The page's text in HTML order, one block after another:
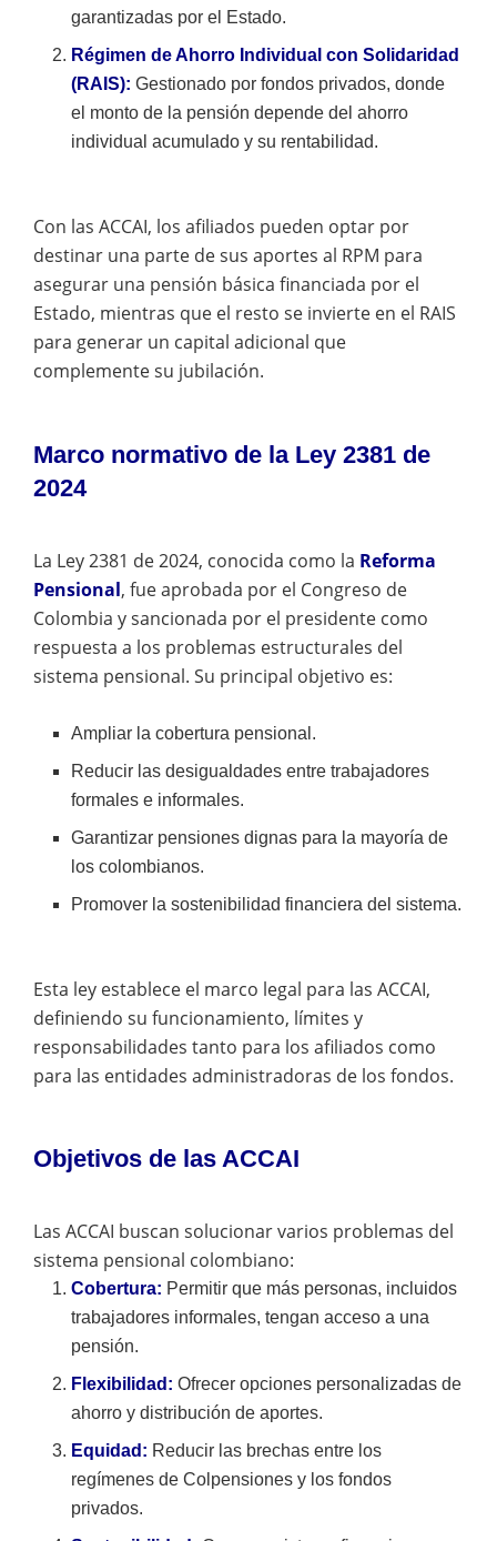
garantizadas por el Estado.
Régimen de Ahorro Individual con Solidaridad
(RAIS): Gestionado por fondos privados, donde
el monto de la pensión depende del ahorro
individual acumulado y su rentabilidad.
Con las ACCAI, los afiliados pueden optar por
destinar una parte de sus aportes al RPM para
asegurar una pensión básica financiada por el
Estado, mientras que el resto se invierte en el RAIS
para generar un capital adicional que
complemente su jubilación.
Marco normativo de la Ley 2381 de
2024
La Ley 2381 de 2024, conocida como la Reforma
Pensional, fue aprobada por el Congreso de
Colombia y sancionada por el presidente como
respuesta a los problemas estructurales del
sistema pensional. Su principal objetivo es:
Ampliar la cobertura pensional.
Reducir las desigualdades entre trabajadores
formales e informales.
Garantizar pensiones dignas para la mayoría de
los colombianos.
Promover la sostenibilidad financiera del sistema.
Esta ley establece el marco legal para las ACCAI,
definiendo su funcionamiento, límites y
responsabilidades tanto para los afiliados como
para las entidades administradoras de los fondos.
Objetivos de las ACCAI
Las ACCAI buscan solucionar varios problemas del
sistema pensional colombiano:
Cobertura: Permitir que más personas, incluidos
trabajadores informales, tengan acceso a una
pensión.
Flexibilidad: Ofrecer opciones personalizadas de
ahorro y distribución de aportes.
Equidad: Reducir las brechas entre los
regímenes de Colpensiones y los fondos
privados.